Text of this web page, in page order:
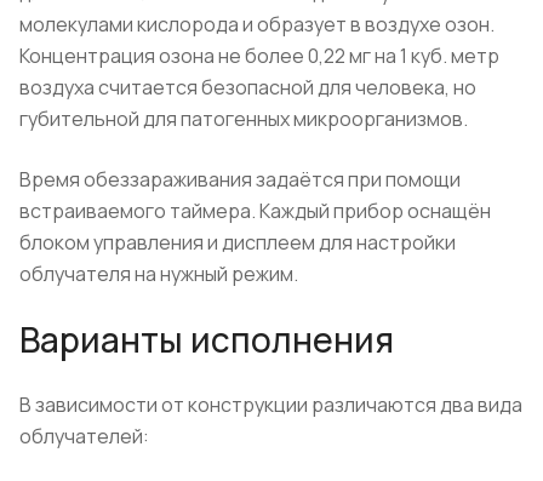
молекулами кислорода и образует в воздухе озон.
Концентрация озона не более 0,22 мг на 1 куб. метр
воздуха считается безопасной для человека, но
губительной для патогенных микроорганизмов.
Время обеззараживания задаётся при помощи
встраиваемого таймера. Каждый прибор оснащён
блоком управления и дисплеем для настройки
облучателя на нужный режим.
Варианты исполнения
В зависимости от конструкции различаются два вида
облучателей: